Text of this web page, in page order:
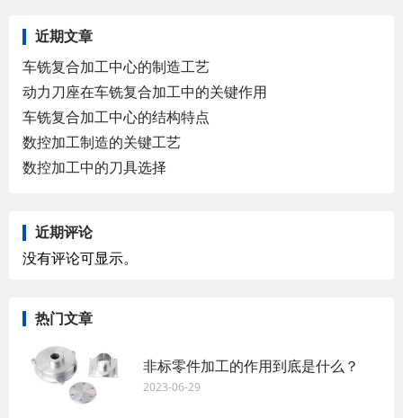
近期文章
车铣复合加工中心的制造工艺
动力刀座在车铣复合加工中的关键作用
车铣复合加工中心的结构特点
数控加工制造的关键工艺
数控加工中的刀具选择
近期评论
没有评论可显示。
热门文章
非标零件加工的作用到底是什么？
2023-06-29